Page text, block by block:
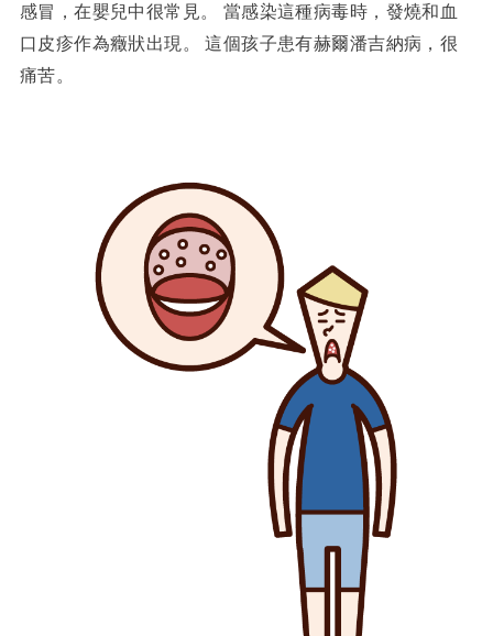
感冒，在嬰兒中很常見。 當感染這種病毒時，發燒和血
口皮疹作為癥狀出現。 這個孩子患有赫爾潘吉納病，很
痛苦。